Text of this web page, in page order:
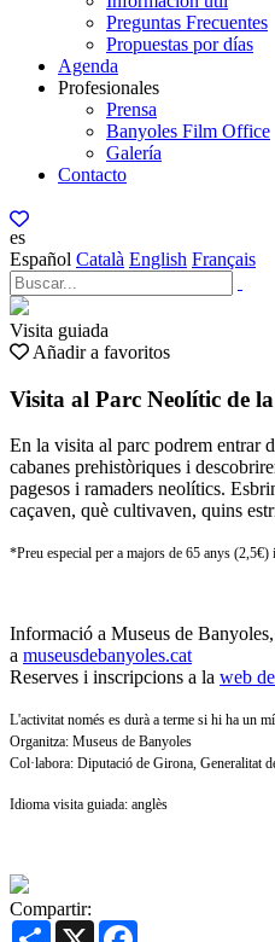
Preguntas Frecuentes
Propuestas por días
Agenda
Profesionales
Prensa
Banyoles Film Office
Galería
Contacto
es
Español Català English Français
Visita guiada
Añadir a favoritos
Visita al Parc Neolític de
En la visita al parc podrem entrar
cabanes prehistòriques i
pagesos i ramaders neolítics.
caçaven, què cultivaven, quins
*Preu especial per a majors de 65 anys
Informació a Museus de
a museusdebanyoles.cat
Reserves i inscripcions a la web
L'activitat només es durà a terme si hi ha un
Organitza: Museus de Banyoles
Col·labora: Diputació de Girona, Generalitat
Idioma visita guiada: anglès
Compartir:
Share X